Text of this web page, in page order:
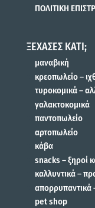
ΠΟΛΙΤΙΚΗ
ΞΕΧΑΣΕΣ ΚΑΤΙ;
μαναβική
κρεοπωλείο –
τυροκομικά –
γαλακτοκομικά
παντοπωλείο
αρτοπωλείο
κάβα
snacks – ξηροί
καλλυντικά –
απορρυπαντικά
pet shop